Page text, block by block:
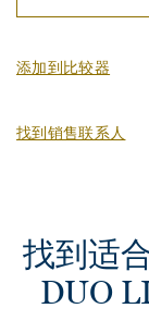
添加到比较器
找到销售联系人
找到适
DUO